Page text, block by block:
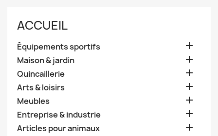
ACCUEIL
Équipements sportifs 
Maison & jardin 
Quincaillerie 
Arts & loisirs 
Meubles 
Entreprise & industrie 
Articles pour animaux 